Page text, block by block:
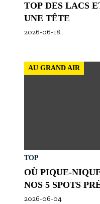
TOP DES LACS
UNE TÊTE
2026-06-18
AU GRAND AIR
TOP
OÙ PIQUE-
NOS 5 SPOTS
ET NATURE
2026-06-04